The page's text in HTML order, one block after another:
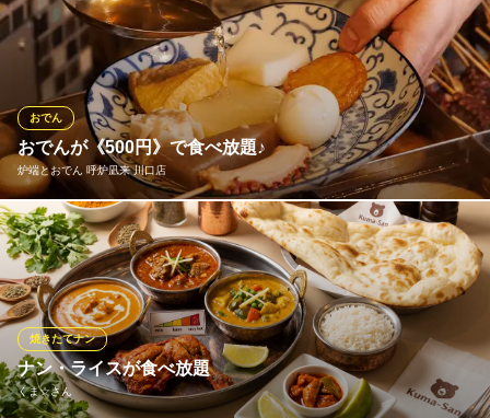
埼玉県川口市栄町3-10-13 2F
安安の食べ放題コースは、バラエティに富んだメニューをお楽し
みいただけます。おすすめの「安安カルビ」やロースはもちろ
ん、新鮮なホルモンや鶏肉、さらには海鮮類まで幅広くご提供！
肉好きな方も、魚介類を好む方もご満足いただけます。七輪で焼
くことで素材の旨味が最大限に引き出され、一口食べるごとに幸
福に！
七輪焼肉 安安 西川口店
炭火焼肉 食べ放題店
ＪＲ京浜東北線西川口駅 徒歩2分
埼玉県川口市並木2-19-13
おでんが《500円》で食べ放題♪
炉端とおでん 呼炉凪来 川口店
おでん
川口エリア!!炉端とおでんの居酒屋『炉端とおでん 』♪なんとワン
コインでおでんが食べ放題！！
炉端とおでん 呼炉凪来 川口店
炉端焼きおでん居酒屋
ＪＲ京浜東北線川口駅 徒歩3分
埼玉県川口市栄町3-2-26 ライオンズマンション川口2F
ナン・ライスが食べ放題
くま☆さん
焼きたてナン